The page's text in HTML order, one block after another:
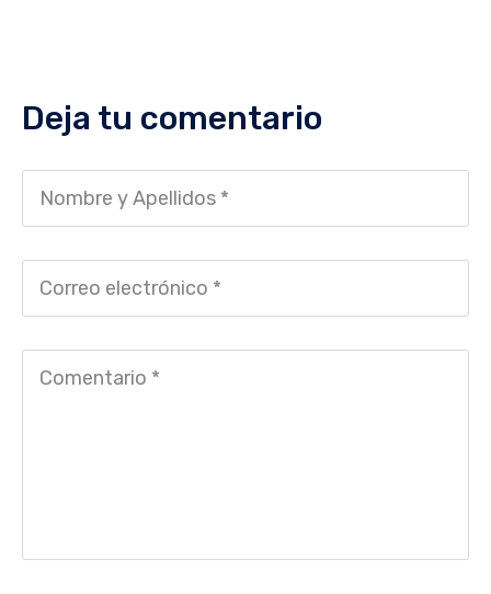
Deja tu comentario